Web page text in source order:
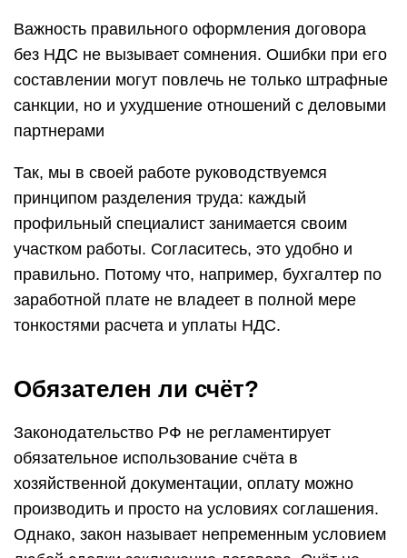
Важность правильного оформления договора
без НДС не вызывает сомнения. Ошибки при его
составлении могут повлечь не только штрафные
санкции, но и ухудшение отношений с деловыми
партнерами
Так, мы в своей работе руководствуемся
принципом разделения труда: каждый
профильный специалист занимается своим
участком работы. Согласитесь, это удобно и
правильно. Потому что, например, бухгалтер по
заработной плате не владеет в полной мере
тонкостями расчета и уплаты НДС.
Обязателен ли счёт?
Законодательство РФ не регламентирует
обязательное использование счёта в
хозяйственной документации, оплату можно
производить и просто на условиях соглашения.
Однако, закон называет непременным условием